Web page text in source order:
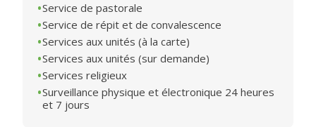
Service de pastorale
Service de répit et de convalescence
Services aux unités (à la carte)
Services aux unités (sur demande)
Services religieux
Surveillance physique et électronique 24 heures
et 7 jours